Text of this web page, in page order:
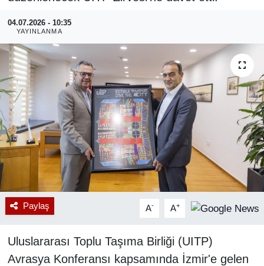
04.07.2026 - 10:35
YAYINLANMA
Paylaş A- A+
Uluslararası Toplu Taşıma Birliği (UITP)
Avrasya Konferansı kapsamında İzmir'e gelen
RESMİ REKLAM